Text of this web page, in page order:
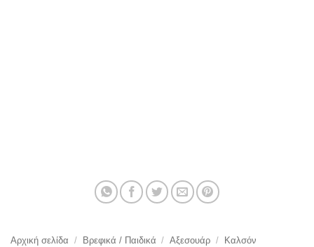
Αρχική σελίδα / Βρεφικά / Παιδικά / Αξεσουάρ / Καλσόν